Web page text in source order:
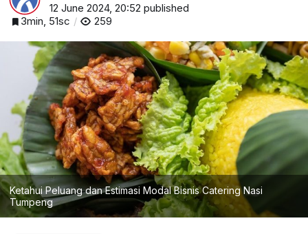
12 June 2024, 20:52 published
3min, 51sc
259
Ketahui Peluang dan Estimasi Modal Bisnis Catering Nasi
Tumpeng